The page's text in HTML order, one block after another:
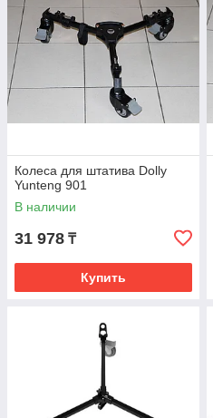
Колеса для штатива Dolly
Yunteng 901
В наличии
31 978 ₸
Купить